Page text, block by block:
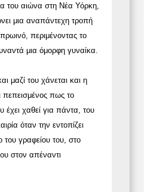
του αιώνα στη Νέα Υόρκη,
μια αναπάντεχη τροπή
περιμένοντας το
μια όμορφη γυναίκα.
μαζί του χάνεται και η
πεπεισμένος πως το
έχει χαθεί για πάντα, του
όταν την εντοπίζει
γραφείου του, στο
στον απέναντι